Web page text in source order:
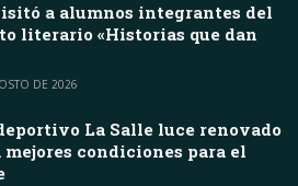
a alumnos integrantes del
literario «Historias que dan
DE 2026
La Salle luce renovado
mejores condiciones para el